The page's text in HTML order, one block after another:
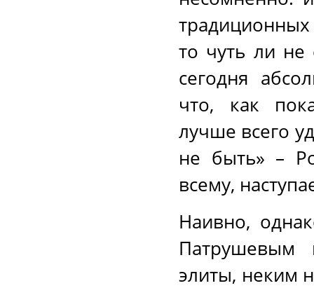
традиционных
то чуть ли не
сегодня
что, как
лучше всего
не быть» –
всему,
Наивно,
Патрушевым
элиты, неким